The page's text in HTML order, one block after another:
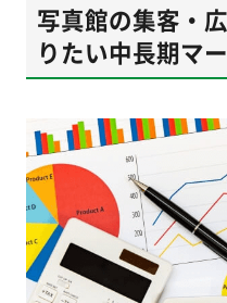
写真館の集客・
りたい中長期マ